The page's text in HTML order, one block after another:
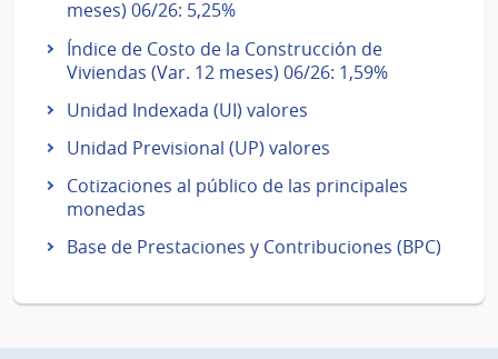
meses) 06/26: 5,25%
Índice de Costo de la Construcción de
Viviendas (Var. 12 meses) 06/26: 1,59%
Unidad Indexada (UI) valores
Unidad Previsional (UP) valores
Cotizaciones al público de las principales
monedas
Base de Prestaciones y Contribuciones (BPC)